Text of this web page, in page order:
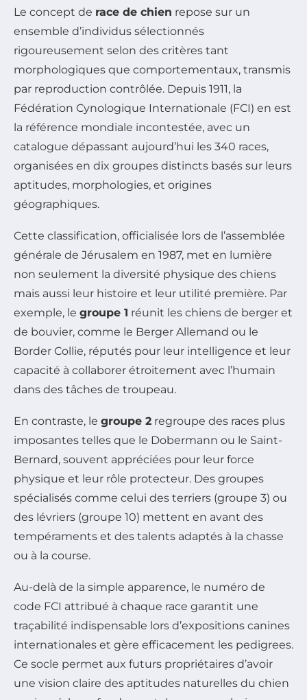
Le concept de race de chien repose sur un
ensemble d’individus sélectionnés
rigoureusement selon des critères tant
morphologiques que comportementaux, transmis
par reproduction contrôlée. Depuis 1911, la
Fédération Cynologique Internationale (FCI) en est
la référence mondiale incontestée, avec un
catalogue dépassant aujourd’hui les 340 races,
organisées en dix groupes distincts basés sur leurs
aptitudes, morphologies, et origines
géographiques.
Cette classification, officialisée lors de l’assemblée
générale de Jérusalem en 1987, met en lumière
non seulement la diversité physique des chiens
mais aussi leur histoire et leur utilité première. Par
exemple, le groupe 1 réunit les chiens de berger et
de bouvier, comme le Berger Allemand ou le
Border Collie, réputés pour leur intelligence et leur
capacité à collaborer étroitement avec l’humain
dans des tâches de troupeau.
En contraste, le groupe 2 regroupe des races plus
imposantes telles que le Dobermann ou le Saint-
Bernard, souvent appréciées pour leur force
physique et leur rôle protecteur. Des groupes
spécialisés comme celui des terriers (groupe 3) ou
des lévriers (groupe 10) mettent en avant des
tempéraments et des talents adaptés à la chasse
ou à la course.
Au-delà de la simple apparence, le numéro de
code FCI attribué à chaque race garantit une
traçabilité indispensable lors d’expositions canines
internationales et gère efficacement les pedigrees.
Ce socle permet aux futurs propriétaires d’avoir
une vision claire des aptitudes naturelles du chien